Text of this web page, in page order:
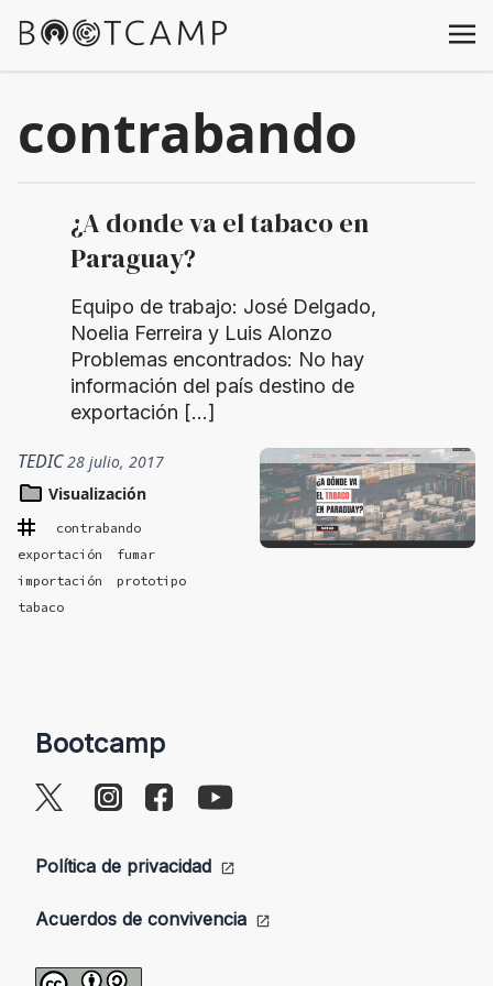
contrabando
¿A donde va el tabaco en
Paraguay?
Equipo de trabajo: José Delgado,
Noelia Ferreira y Luis Alonzo
Problemas encontrados: No hay
información del país destino de
exportación […]
TEDIC28 julio, 2017
Visualización
contrabando
exportación
fumar
importación
prototipo
tabaco
Bootcamp
Política de privacidad
Acuerdos de convivencia